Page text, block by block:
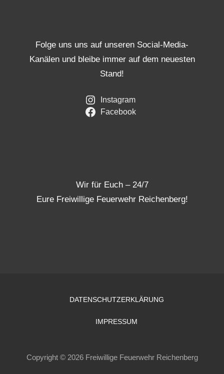
Folge uns uns auf unseren Social-Media-
Kanälen und bleibe immer auf dem neuesten
Stand!
Instagram
Facebook
Wir für Euch – 24/7
Eure Freiwillige Feuerwehr Reichenberg!
DATENSCHUTZERKLÄRUNG
IMPRESSUM
Copyright © 2026 Freiwillige Feuerwehr Reichenberg